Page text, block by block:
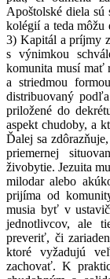
Apoštolské diela sú
kolégií a teda
3) Kapitál a príjmy
s výnimkou
komunita musí mať
a striedmou
distribuovaný
priložené do
aspekt chudoby, a
Ďalej sa
priemernej
živobytie. Jezuita
milodar alebo
prijíma od
musia byť v
jednotlivcov, ale
preveriť, či
ktoré vyžadujú
zachovať. K